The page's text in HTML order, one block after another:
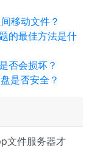
文件服务器才
移动文件？
的最佳方法是什
否会损坏？
是否安全？